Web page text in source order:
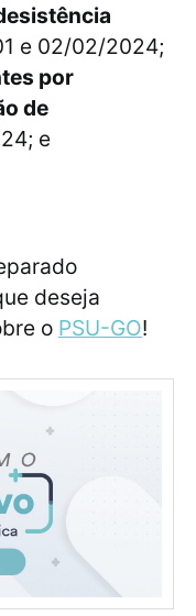
e 02/02/2024;
por
de
e
deseja
o PSU-GO!